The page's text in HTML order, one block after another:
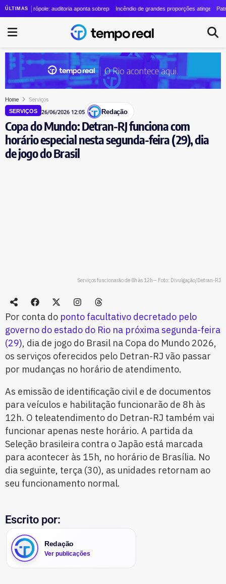
ÚLTIMAScresce quase 24 vezes em quatro anos
auditoria aponta sobrepreço de R$ 20 milhões em contrato de R$ 56 milhões
Incêndio de grandes proporções atinge o Parque
Patrimônio
Home Serviços
SERVIÇOS 26/06/2026 12:05 Redação
Copa do Mundo: Detran-RJ funciona com
horário especial nesta segunda-feira (29), dia
de jogo do Brasil
Serviços funcionarão de 8h às 12h— Foto: Divulgação/Detran-RJ
Por conta do ponto facultativo decretado pelo
governo do estado do Rio na próxima segunda-feira
(29), dia de jogo do Brasil na Copa do Mundo 2026,
os serviços oferecidos pelo Detran-RJ vão passar
por mudanças no horário de atendimento.
As emissão de identificação civil e de documentos
para veículos e habilitação funcionarão de 8h às
12h. O teleatendimento do Detran-RJ também vai
funcionar apenas neste horário. A partida da
Seleção brasileira contra o Japão está marcada
para acontecer às 15h, no horário de Brasília. No
dia seguinte, terça (30), as unidades retornam ao
seu funcionamento normal.
Escrito por:
Redação
Ver publicações